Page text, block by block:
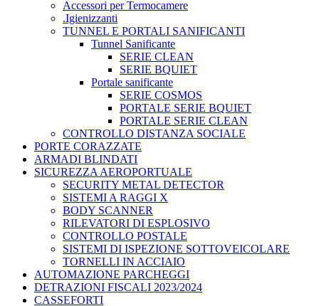
Accessori per Termocamere
.Igienizzanti
TUNNEL E PORTALI SANIFICANTI
Tunnel Sanificante
SERIE CLEAN
SERIE BQUIET
Portale sanificante
SERIE COSMOS
PORTALE SERIE BQUIET
PORTALE SERIE CLEAN
CONTROLLO DISTANZA SOCIALE
PORTE CORAZZATE
ARMADI BLINDATI
SICUREZZA AEROPORTUALE
SECURITY METAL DETECTOR
SISTEMI A RAGGI X
BODY SCANNER
RILEVATORI DI ESPLOSIVO
CONTROLLO POSTALE
SISTEMI DI ISPEZIONE SOTTOVEICOLARE
TORNELLI IN ACCIAIO
AUTOMAZIONE PARCHEGGI
DETRAZIONI FISCALI 2023/2024
CASSEFORTI